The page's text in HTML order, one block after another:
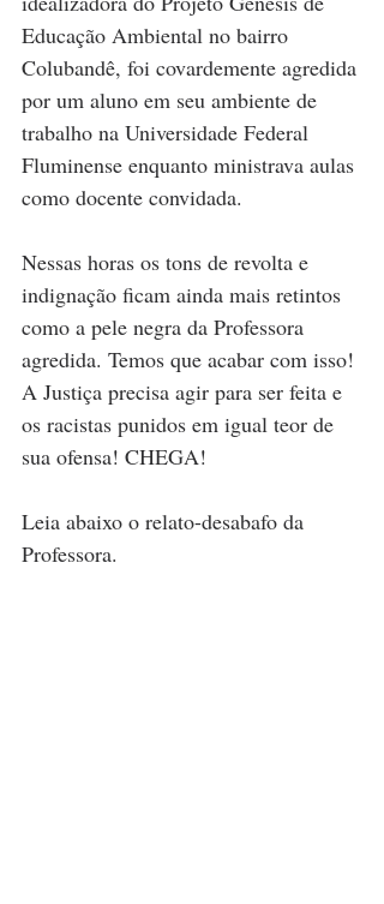
Educação Ambiental no bairro
Colubandê, foi covardemente agredida
por um aluno em seu ambiente de
trabalho na Universidade Federal
Fluminense enquanto ministrava aulas
como docente convidada.
Nessas horas os tons de revolta e
indignação ficam ainda mais retintos
como a pele negra da Professora
agredida. Temos que acabar com isso!
A Justiça precisa agir para ser feita e
os racistas punidos em igual teor de
sua ofensa! CHEGA!
Leia abaixo o relato-desabafo da
Professora.